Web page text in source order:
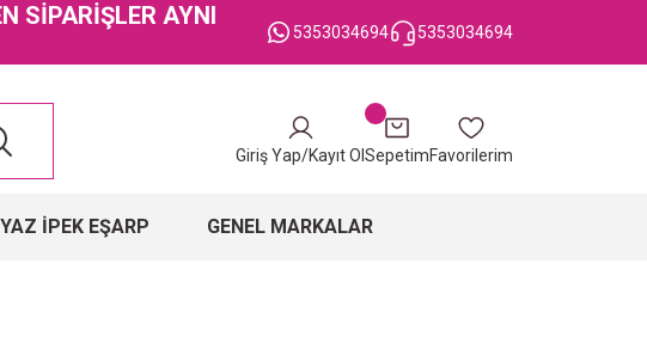
SİPARİŞLER AYNI
5353034694 5353034694
Giriş Yap/Kayıt Ol SepetimFavorilerim
İPEK EŞARP GENEL MARKALAR